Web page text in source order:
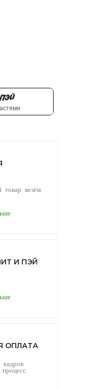
товар везём
И ПЭЙ
ОПЛАТА
кадров